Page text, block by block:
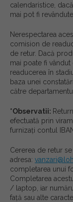
calendaristice,
mai pot fi revândute.
Nerespectarea
comision de
de retur. Dacă
mai poate fi
readucerea în
baza unei
către
*Observatii:
efectuată prin
furnizați contul
Cererea de retur
adresa:
completarea unui
Completarea
/ laptop, iar
față sau alte